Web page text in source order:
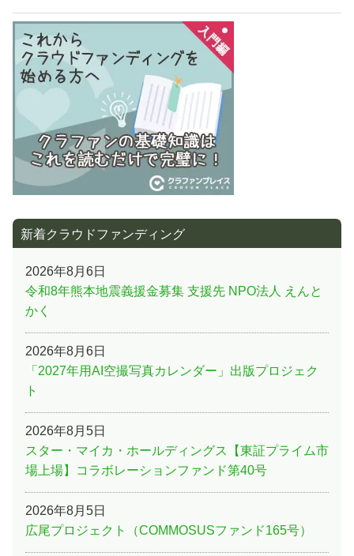
ビ
ゲ
ー
シ
ョ
記
事:
新着クラウドファンディング
2026年8月6日
令和8年熊本地震義援金募集 支援先 NPO法人 えんと
かく
2026年8月6日
「2027年用AI空撮写真カレンダー」出版プロジェク
ト
2026年8月5日
スター・マイカ・ホールディングス【東証プライム市
場上場】コラボレーションファンド第40号
2026年8月5日
広尾プロジェクト（COMMOSUSファンド165号）